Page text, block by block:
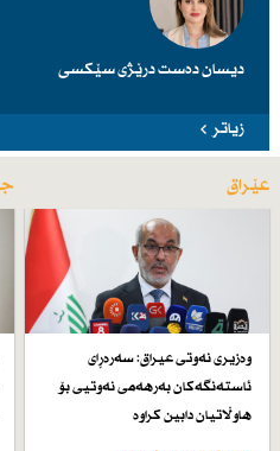
دیسان دەست درێژی سێكسی
زیاتر
عێراق
وەزیری نەوتی عیراق: سەرەڕای
ئاستەنگەكان بەرهەمی نەوتیی بۆ
هاوڵاتیان دابین كراوە